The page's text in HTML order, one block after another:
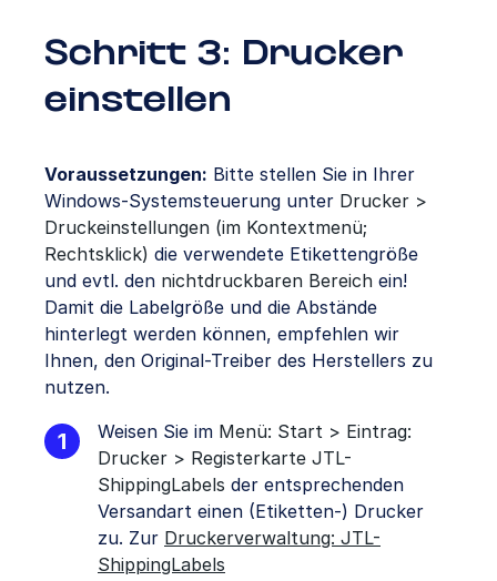
Schritt 3: Drucker
einstellen
Voraussetzungen: Bitte stellen Sie in Ihrer
Windows-Systemsteuerung unter Drucker >
Druckeinstellungen (im Kontextmenü;
Rechtsklick) die verwendete Etikettengröße
und evtl. den nichtdruckbaren Bereich ein!
Damit die Labelgröße und die Abstände
hinterlegt werden können, empfehlen wir
Ihnen, den Original-Treiber des Herstellers zu
nutzen.
Weisen Sie im Menü: Start > Eintrag:
Drucker > Registerkarte JTL-
ShippingLabels der entsprechenden
Versandart einen (Etiketten-) Drucker
zu. Zur Druckerverwaltung: JTL-
ShippingLabels